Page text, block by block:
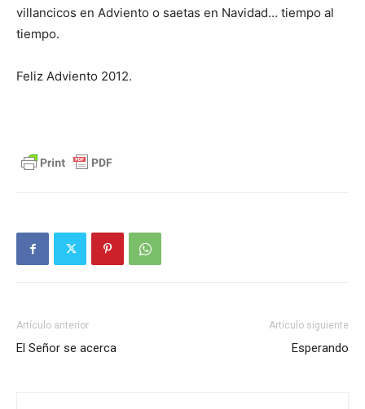
villancicos en Adviento o saetas en Navidad… tiempo al
tiempo.
Feliz Adviento 2012.
Artículo anterior
El Señor se acerca
Artículo siguiente
Esperando